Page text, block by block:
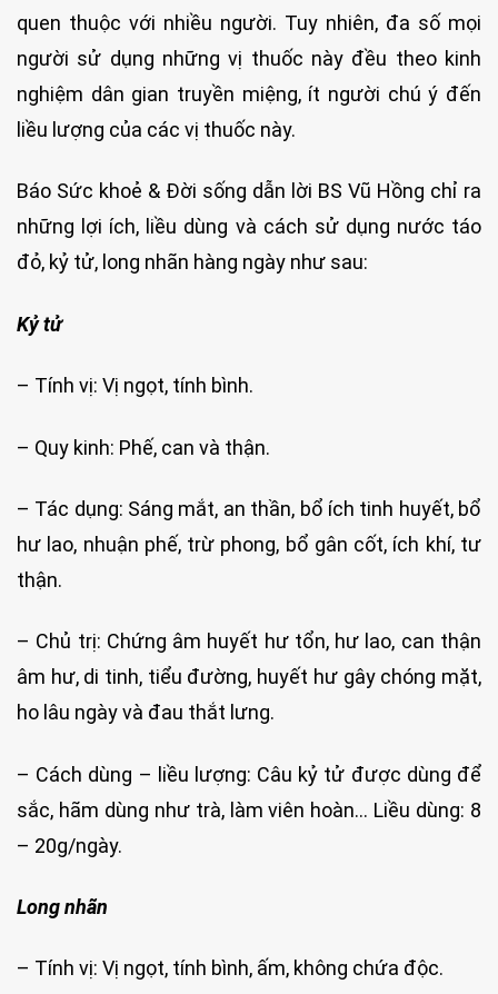
quen thuộc với nhiều người. Tuy nhiên, đa số mọi
người sử dụng những vị thuốc này đều theo kinh
nghiệm dân gian truyền miệng, ít người chú ý đến
liều lượng của các vị thuốc này.
Báo Sức khoẻ & Đời sống dẫn lời BS Vũ Hồng chỉ ra
những lợi ích, liều dùng và cách sử dụng nước táo
đỏ, kỷ tử, long nhãn hàng ngày như sau:
Kỷ tử
– Tính vị: Vị ngọt, tính bình.
– Quy kinh: Phế, can và thận.
– Tác dụng: Sáng mắt, an thần, bổ ích tinh huyết, bổ
hư lao, nhuận phế, trừ phong, bổ gân cốt, ích khí, tư
thận.
– Chủ trị: Chứng âm huyết hư tổn, hư lao, can thận
âm hư, di tinh, tiểu đường, huyết hư gây chóng mặt,
ho lâu ngày và đau thắt lưng.
– Cách dùng – liều lượng: Câu kỷ tử được dùng để
sắc, hãm dùng như trà, làm viên hoàn… Liều dùng: 8
– 20g/ngày.
Long nhãn
– Tính vị: Vị ngọt, tính bình, ấm, không chứa độc.